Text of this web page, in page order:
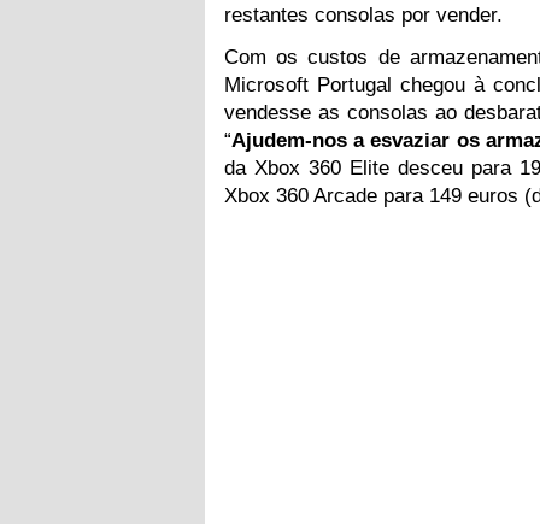
restantes consolas por vender.
Com os custos de
Microsoft Portugal chegou à
vendesse as consolas ao
“Ajudem-nos a esvaziar os
da Xbox 360 Elite desceu para
Xbox 360 Arcade para 149 euros